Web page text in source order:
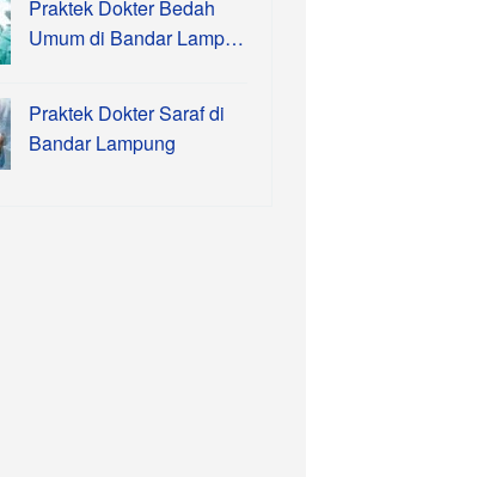
Praktek Dokter Bedah
Umum di Bandar Lamp…
Praktek Dokter Saraf di
Bandar Lampung